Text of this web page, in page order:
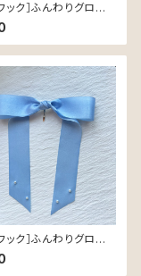
ック］ふんわりグロスリ
｜つやめく軽やか
ン
ック］ふんわりグロスリ
Blue｜つやめく軽
リボン